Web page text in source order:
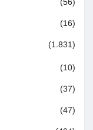
(16)
(1.831)
(10)
(37)
(47)